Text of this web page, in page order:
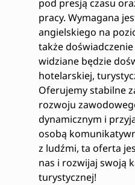
pod presją czasu
pracy. Wymagana
angielskiego na
także
widziane będzie
hotelarskiej,
Oferujemy stabilne
rozwoju
dynamicznym i
osobą
z ludźmi, ta oferta
nas i rozwijaj swoją
turystycznej!